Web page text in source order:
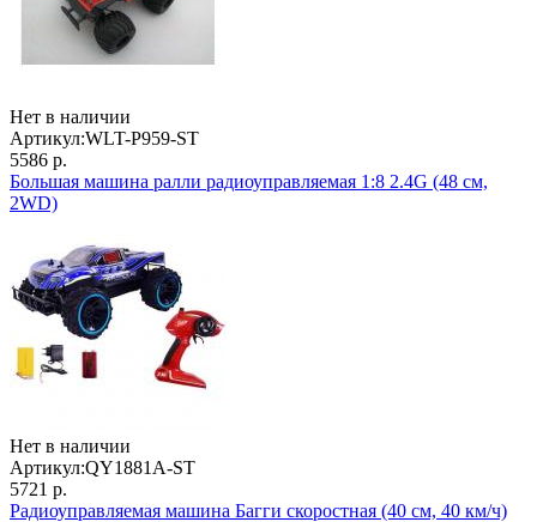
Нет в наличии
Артикул:WLT-P959-ST
5586 р.
Большая машина ралли радиоуправляемая 1:8 2.4G (48 см,
2WD)
Нет в наличии
Артикул:QY1881A-ST
5721 р.
Радиоуправляемая машина Багги скоростная (40 см, 40 км/ч)